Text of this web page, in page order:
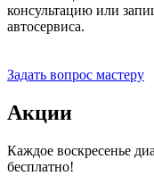
консультацию или
автосервиса.
Задать вопрос мастеру
Акции
Каждое воскресенье
бесплатно!